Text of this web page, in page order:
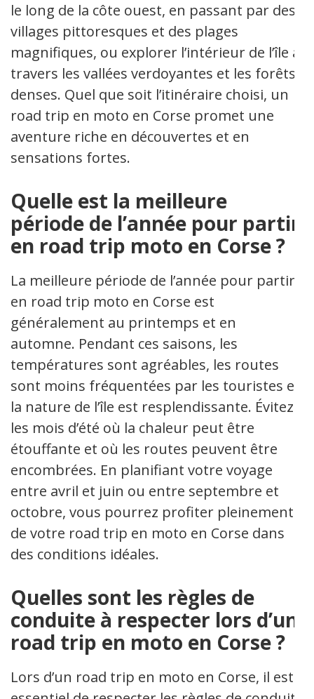
le long de la côte ouest, en passant par des
villages pittoresques et des plages
magnifiques, ou explorer l’intérieur de l’île à
travers les vallées verdoyantes et les forêts
denses. Quel que soit l’itinéraire choisi, un
road trip en moto en Corse promet une
aventure riche en découvertes et en
sensations fortes.
Quelle est la meilleure
période de l’année pour partir
en road trip moto en Corse ?
La meilleure période de l’année pour partir
en road trip moto en Corse est
généralement au printemps et en
automne. Pendant ces saisons, les
températures sont agréables, les routes
sont moins fréquentées par les touristes et
la nature de l’île est resplendissante. Évitez
les mois d’été où la chaleur peut être
étouffante et où les routes peuvent être
encombrées. En planifiant votre voyage
entre avril et juin ou entre septembre et
octobre, vous pourrez profiter pleinement
de votre road trip en moto en Corse dans
des conditions idéales.
Quelles sont les règles de
conduite à respecter lors d’un
road trip en moto en Corse ?
Lors d’un road trip en moto en Corse, il est